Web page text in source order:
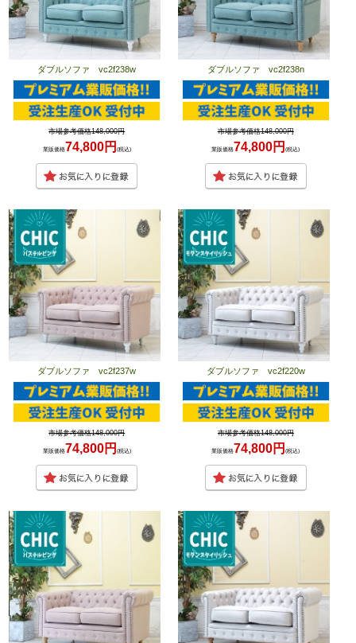
ダブルソファ vc2f238w
市場参考価格148,000円
業販価格74,800円 (税込)
ダブルソファ vc2f238n
市場参考価格148,000円
業販価格74,800円(税込)
ダブルソファ vc2f237w
市場参考価格148,000円
業販価格74,800円 (税込)
ダブルソファ vc2f220w
市場参考価格148,000円
業販価格74,800円(税込)